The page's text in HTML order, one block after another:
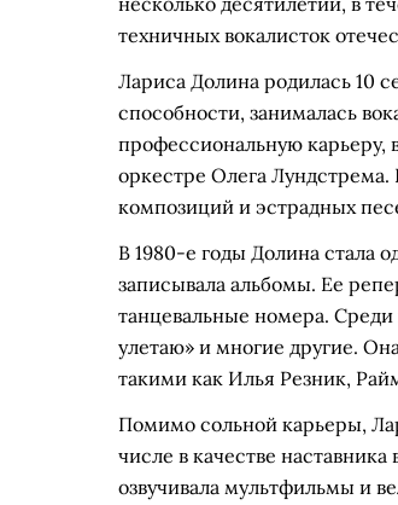
техничных вокалисток
Лариса Долина родилась 10
способности, занималась
профессиональную карьеру,
оркестре Олега
композиций и эстрадных
В 1980-е годы Долина стала
записывала альбомы. Ее
танцевальные номера. Среди
улетаю» и многие другие.
такими как Илья Резник,
Помимо сольной карьеры,
числе в качестве
озвучивала мультфильмы и